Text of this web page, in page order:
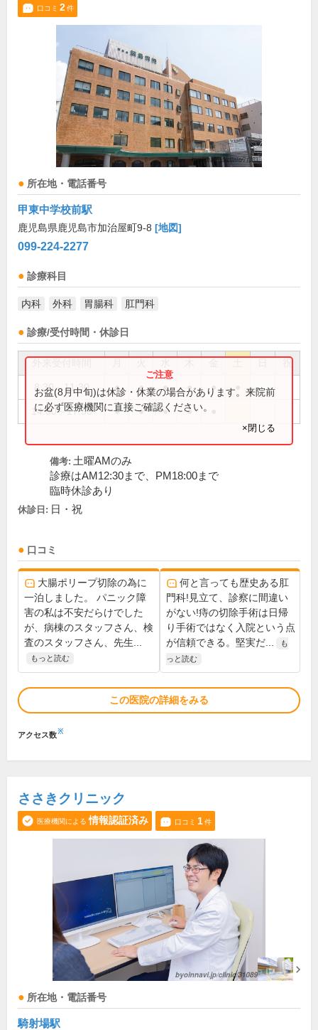
口コミ 2件
所在地・電話番号
甲東中学校前駅
鹿児島県鹿児島市加治屋町9-8 [地図]
099-224-2277
診療科目
内科 外科 胃腸科 肛門科
診療/受付時間・休診日
祝
8:30～11:30 ● ● ● ● ●
14:00～17:30 ● ● ● ●
お盆(8月中旬)は休診・休業の場合があります。来院前
に必ず医療機関に直接ご確認ください。
×閉じる
備考: 土曜AMのみ
診療はAM12:30まで、PM18:00まで
臨時休診あり
休診日: 日・祝
口コミ
大腸ポリープ切除の為に
一泊しました。 パニック障
害の私は不安だらけでした
が、病棟のスタッフさん、検
査のスタッフさん、先生...
もっと読む
何と言っても歴史ある肛
門科!見立て、診察に間違い
がない!痔の切除手術は日帰
り手術ではなく入院という点
が信頼できる。堅実だ...
も
っと読む
この医院の詳細をみる
アクセス数※
ささきクリニック
医療機関による 情報認証済み 口コミ 1件
所在地・電話番号
騎射場駅